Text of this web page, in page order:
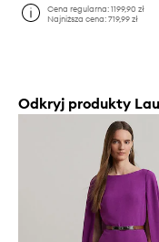
Cena regularna:1199,90 zł
Najniższa cena:719,99 zł
Odkryj produkty